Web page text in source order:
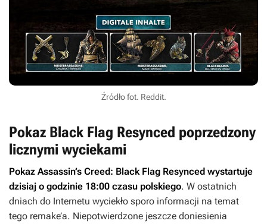
Źródło fot. Reddit.
Pokaz Black Flag Resynced poprzedzony
licznymi wyciekami
Pokaz Assassin’s Creed: Black Flag Resynced wystartuje
dzisiaj o godzinie 18:00 czasu polskiego. W ostatnich
dniach do Internetu wyciekło sporo informacji na temat
tego remake’a. Niepotwierdzone jeszcze doniesienia